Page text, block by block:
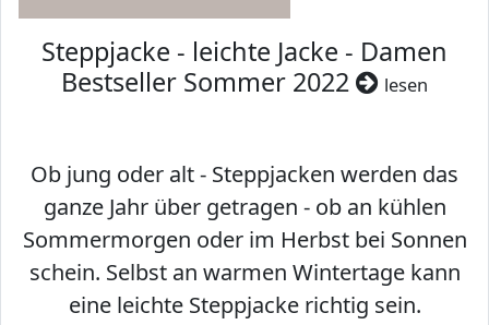
Steppjacke - leichte Jacke - Damen
Bestseller Sommer 2022
lesen
Ob jung oder alt - Steppjacken werden das
ganze Jahr über getragen - ob an kühlen
Sommermorgen oder im Herbst bei Sonnen
schein. Selbst an warmen Wintertage kann
eine leichte Steppjacke richtig sein.